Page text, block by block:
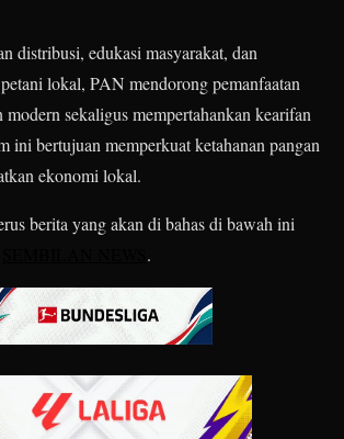
distribusi, edukasi masyarakat, dan
lokal, PAN mendorong pemanfaatan
sekaligus mempertahankan kearifan
ini bertujuan memperkuat ketahanan pangan
ekonomi lokal.
berita yang akan di bahas di bawah ini
.